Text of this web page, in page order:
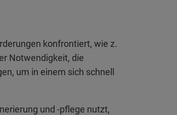
konfrontiert, wie z.
Notwendigkeit, die
um in einem sich schnell
und -pflege nutzt,